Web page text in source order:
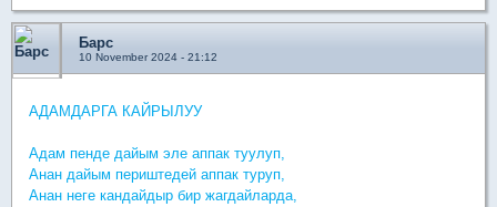
Барс
10 November 2024 - 21:12
АДАМДАРГА КАЙРЫЛУУ
Адам пенде дайым эле аппак туулуп,
Анан дайым периштедей аппак туруп,
Анан неге кандайдыр бир жагдайларда,